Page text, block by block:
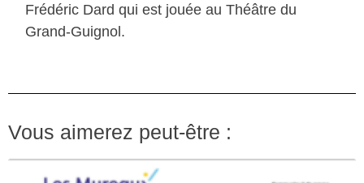
Frédéric Dard qui est jouée au Théâtre du
Grand-Guignol.
Vous aimerez peut-être :